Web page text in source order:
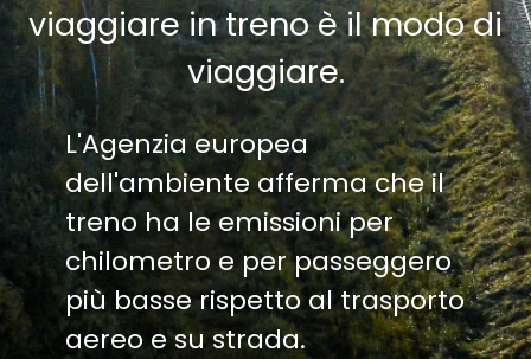
viaggiare in treno è il modo di
viaggiare.
L'Agenzia europea
dell'ambiente afferma che il
treno ha le emissioni per
chilometro e per passeggero
più basse rispetto al trasporto
aereo e su strada.